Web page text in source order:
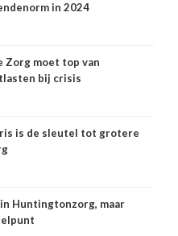
in 2024
moet top van
bij crisis
is de sleutel tot grotere
Huntingtonzorg, maar